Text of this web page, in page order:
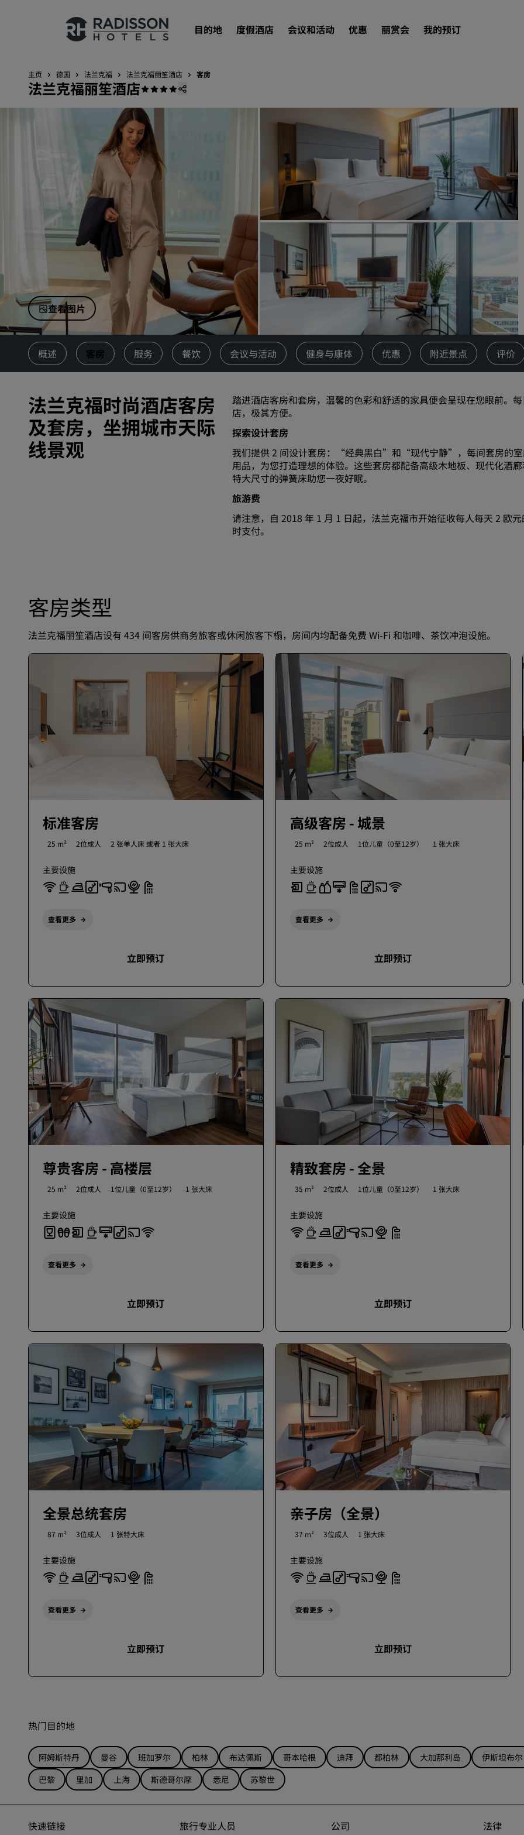
目的地 度假酒店 会议和活动 优惠 丽赏会 我的预订
我们的品牌
中国附属品牌
目的地
度假酒店
服务式公寓
机场酒店
新开业和即将开业的酒店
会议和活动
探索丽笙会议
预订会议空间
请求报价
活动目的地
行业方案
搜索航班
搜索航班
餐饮
数字服务
主页 德国 法兰克福 法兰克福丽笙酒店 客房
法兰克福丽笙酒店
查看图片
概述 客房 服务 餐饮 会议与活动 健身与康体 优惠 附近景点 评价
法兰克福时尚酒店客房
及套房，坐拥城市天际
线景观
踏进酒店客房和套房，温馨的色彩和舒适的家具便会呈现在您眼前。
店，极其方便。
探索设计套房
我们提供 2 间设计套房：“经典黑白”和“现代宁静”，每间套房的室
用品，为您打造理想的体验。这些套房都配备高级木地板、现代化酒
特大尺寸的弹簧床助您一夜好眠。
旅游费
请注意，自 2018 年 1 月 1 日起，法兰克福市开始征收每人每天 2 欧
时支付。
客房类型
法兰克福丽笙酒店设有 434 间客房供商务旅客或休闲旅客下榻，房间内均配备免费 Wi-Fi 和咖啡、茶饮冲泡设施。
标准客房
25 m² 2位成人 2 张单人床 或者 1 张大床
主要设施
查看更多
立即预订
高级客房 - 城景
25 m² 2位成人 1位儿童（0至12岁） 1 张大床
主要设施
查看更多
立即预订
尊贵客房 - 高楼层
25 m² 2位成人 1位儿童（0至12岁） 1 张大床
主要设施
查看更多
立即预订
精致套房 - 全景
35 m² 2位成人 1位儿童（0至12岁） 1 张大床
主要设施
查看更多
立即预订
全景总统套房
87 m² 3位成人 1 张特大床
主要设施
查看更多
立即预订
亲子房（全景）
37 m² 3位成人 1 张大床
主要设施
查看更多
立即预订
热门目的地
阿姆斯特丹 曼谷 班加罗尔 柏林 布达佩斯 哥本哈根 迪拜 都柏林 大加那利岛
伊斯坦布尔
巴黎
里加 上海 斯德哥尔摩 悉尼 苏黎世
快速链接 旅行专业人员 公司 法律